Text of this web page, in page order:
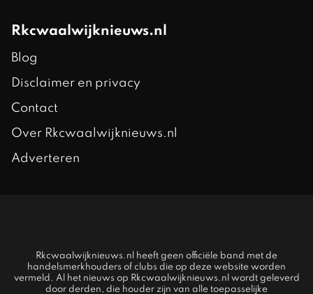
Rkcwaalwijknieuws.nl
Blog
Disclaimer en privacy
Contact
Over Rkcwaalwijknieuws.nl
Adverteren
Rkcwaalwijknieuws.nl heeft geen officiële band met de
handelsmerkhouders of clubs die op deze website worden
vermeld. Al het nieuws op Rkcwaalwijknieuws.nl wordt geleverd
door derden, die houder zijn van alle toepasselijke